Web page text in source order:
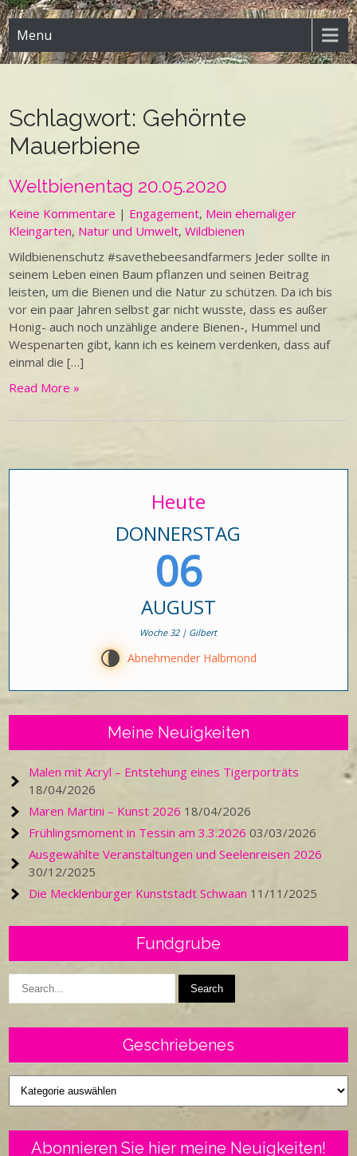
Menu
Schlagwort: Gehörnte
Mauerbiene
Weltbienentag 20.05.2020
Keine Kommentare | Engagement, Mein ehemaliger
Kleingarten, Natur und Umwelt,Wildbienen
Wildbienenschutz #savethebeesandfarmers Jeder sollte in
seinem Leben einen Baum pflanzen und seinen Beitrag
leisten, um die Bienen und die Natur zu schützen. Da ich bis
vor ein paar Jahren selbst gar nicht wusste, dass es außer
Honig- auch noch unzählige andere Bienen-, Hummel und
Wespenarten gibt, kann ich es keinem verdenken, dass auf
einmal die […]
Read More »
Heute
DONNERSTAG
06
AUGUST
Woche 32 | Gilbert
U Abnehmender Halbmond
Meine Neuigkeiten
Malen mit Acryl – Entstehung eines Tigerporträts
18/04/2026
Maren Martini – Kunst 2026 18/04/2026
Frühlingsmoment in Tessin am 3.3.2026 03/03/2026
Ausgewählte Veranstaltungen und Seelenreisen 2026
30/12/2025
Die Mecklenburger Kunststadt Schwaan 11/11/2025
Fundgrube
Geschriebenes
Geschriebenes
Abonnieren Sie hier meine Neuigkeiten!